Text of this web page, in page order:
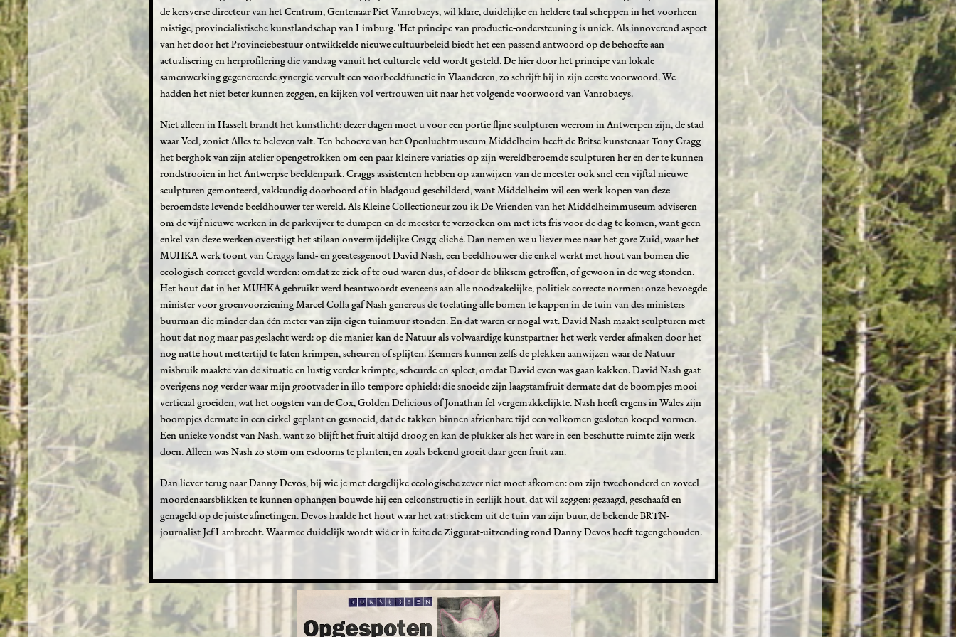
de kersverse directeur van het Centrum, Gentenaar Piet Vanrobaeys, wil klare, duidelijke en heldere taal scheppen in het voorheen
mistige, provincialistische kunstlandschap van Limburg. 'Het principe van productie-ondersteuning is uniek. Als innoverend aspect
van het door het Provinciebestuur ontwikkelde nieuwe cultuurbeleid biedt het een passend antwoord op de behoefte aan
actualisering en herprofilering die vandaag vanuit het culturele veld wordt gesteld. De hier door het principe van lokale
samenwerking gegenereerde synergie vervult een voorbeeldfunctie in Vlaanderen, zo schrijft hij in zijn eerste voorwoord. We
hadden het niet beter kunnen zeggen, en kijken vol vertrouwen uit naar het volgende voorwoord van Vanrobaeys.
Niet alleen in Hasselt brandt het kunstlicht: dezer dagen moet u voor een portie fljne sculpturen weerom in Antwerpen zijn, de stad
waar Veel, zoniet Alles te beleven valt. Ten behoeve van het Openluchtmuseum Middelheim heeft de Britse kunstenaar Tony Cragg
het berghok van zijn atelier opengetrokken om een paar kleinere variaties op zijn wereldberoemde sculpturen her en der te kunnen
rondstrooien in het Antwerpse beeldenpark. Craggs assistenten hebben op aanwijzen van de meester ook snel een vijftal nieuwe
sculpturen gemonteerd, vakkundig doorboord of in bladgoud geschilderd, want Middelheim wil een werk kopen van deze
beroemdste levende beeldhouwer ter wereld. Als Kleine Collectioneur zou ik De Vrienden van het Middelheimmuseum adviseren
om de vijf nieuwe werken in de parkvijver te dumpen en de meester te verzoeken om met iets fris voor de dag te komen, want geen
enkel van deze werken overstijgt het stilaan onvermijdelijke Cragg-cliché. Dan nemen we u liever mee naar het gore Zuid, waar het
MUHKA werk toont van Craggs land- en geestesgenoot David Nash, een beeldhouwer die enkel werkt met hout van bomen die
ecologisch correct geveld werden: omdat ze ziek of te oud waren dus, of door de bliksem getroffen, of gewoon in de weg stonden.
Het hout dat in het MUHKA gebruikt werd beantwoordt eveneens aan alle noodzakelijke, politiek correcte normen: onze bevoegde
minister voor groenvoorziening Marcel Colla gaf Nash genereus de toelating alle bomen te kappen in de tuin van des ministers
buurman die minder dan één meter van zijn eigen tuinmuur stonden. En dat waren er nogal wat. David Nash maakt sculpturen met
hout dat nog maar pas geslacht werd: op die manier kan de Natuur als volwaardige kunstpartner het werk verder afmaken door het
nog natte hout mettertijd te laten krimpen, scheuren of splijten. Kenners kunnen zelfs de plekken aanwijzen waar de Natuur
misbruik maakte van de situatie en lustig verder krimpte, scheurde en spleet, omdat David even was gaan kakken. David Nash gaat
overigens nog verder waar mijn grootvader in illo tempore ophield: die snoeide zijn laagstamfruit dermate dat de boompjes mooi
verticaal groeiden, wat het oogsten van de Cox, Golden Delicious of Jonathan fel vergemakkelijkte. Nash heeft ergens in Wales zijn
boompjes dermate in een cirkel geplant en gesnoeid, dat de takken binnen afzienbare tijd een volkomen gesloten koepel vormen.
Een unieke vondst van Nash, want zo blijft het fruit altijd droog en kan de plukker als het ware in een beschutte ruimte zijn werk
doen. Alleen was Nash zo stom om esdoorns te planten, en zoals bekend groeit daar geen fruit aan.
Dan liever terug naar Danny Devos, bij wie je met dergelijke ecologische zever niet moet afkomen: om zijn tweehonderd en zoveel
moordenaarsblikken te kunnen ophangen bouwde hij een celconstructie in eerlijk hout, dat wil zeggen: gezaagd, geschaafd en
genageld op de juiste afmetingen. Devos haalde het hout waar het zat: stiekem uit de tuin van zijn buur, de bekende BRTN-
journalist Jef Lambrecht. Waarmee duidelijk wordt wié er in feite de Ziggurat-uitzending rond Danny Devos heeft tegengehouden.